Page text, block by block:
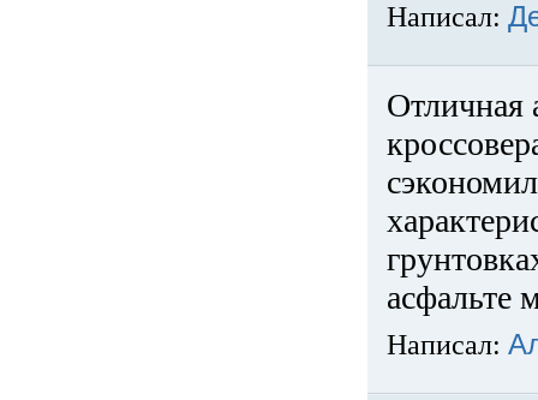
Написал:
Отличная
асфальте
Написал: